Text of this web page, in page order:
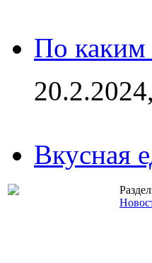
По каким
Вкусная